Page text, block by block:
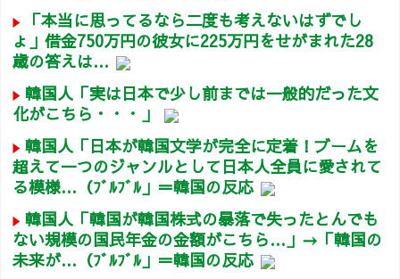
「本当に思ってるなら二度も考えないはずでし
ょ」借金750万円の彼女に225万円をせがまれた28
歳の答えは…
韓国人「実は日本で少し前までは一般的だった文
化がこちら・・・」
韓国人「日本が韓国文学が完全に定着！ブームを
超えて一つのジャンルとして日本人全員に愛されて
る模様…（ﾌﾞﾙﾌﾞﾙ」＝韓国の反応
韓国人「韓国が韓国株式の暴落で失ったとんでも
ない規模の国民年金の金額がこちら…」→「韓国の
未来が…（ﾌﾞﾙﾌﾞﾙ」＝韓国の反応